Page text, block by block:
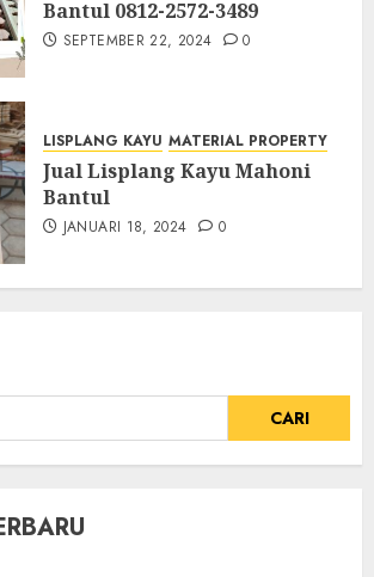
Bantul 0812-2572-3489
SEPTEMBER 22, 2024 0
LISPLANG KAYU MATERIAL PROPERTY
Jual Lisplang Kayu Mahoni
Bantul
JANUARI 18, 2024 0